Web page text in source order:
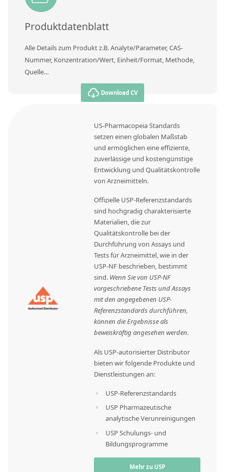
Produktdatenblatt
Alle Details zum Produkt z.B. Analyte/Parameter, CAS-
Nummer, Konzentration/Wert, Einheit/Format, Methode,
Quelle…
Download CV
US-Pharmacopeia Standards
setzen einen globalen Maßstab
und ermöglichen eine effiziente,
zuverlässige und kostengünstige
Entwicklung und Qualitätskontrolle
von Arzneimitteln.
Offizielle USP-Referenzstandards
sind hochgradig charakterisierte
Materialien, die zur
Qualitätskontrolle bei der
Durchführung von Assays und
Tests für Arzneimittel, wie in der
USP-NF beschrieben, bestimmt
sind. Wenn Sie von USP-NF
vorgeschriebene Tests und Assays
mit den angegebenen USP-
Referenzstandards durchführen,
können die Ergebnisse als
beweiskräftig angesehen werden.
Als USP-autorisierter Distributor
bieten wir folgende Produkte und
Dienstleistungen an:
USP-Referenzstandards
USP Pharmazeutische
analytische Verunreinigungen
USP Schulungs- und
Bildungsprogramme
Mehr zu USP